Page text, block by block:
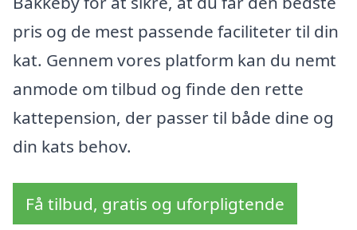
pris og de mest passende faciliteter til din
kat. Gennem vores platform kan du nemt
anmode om tilbud og finde den rette
kattepension, der passer til både dine og
din kats behov.
Få tilbud, gratis og uforpligtende